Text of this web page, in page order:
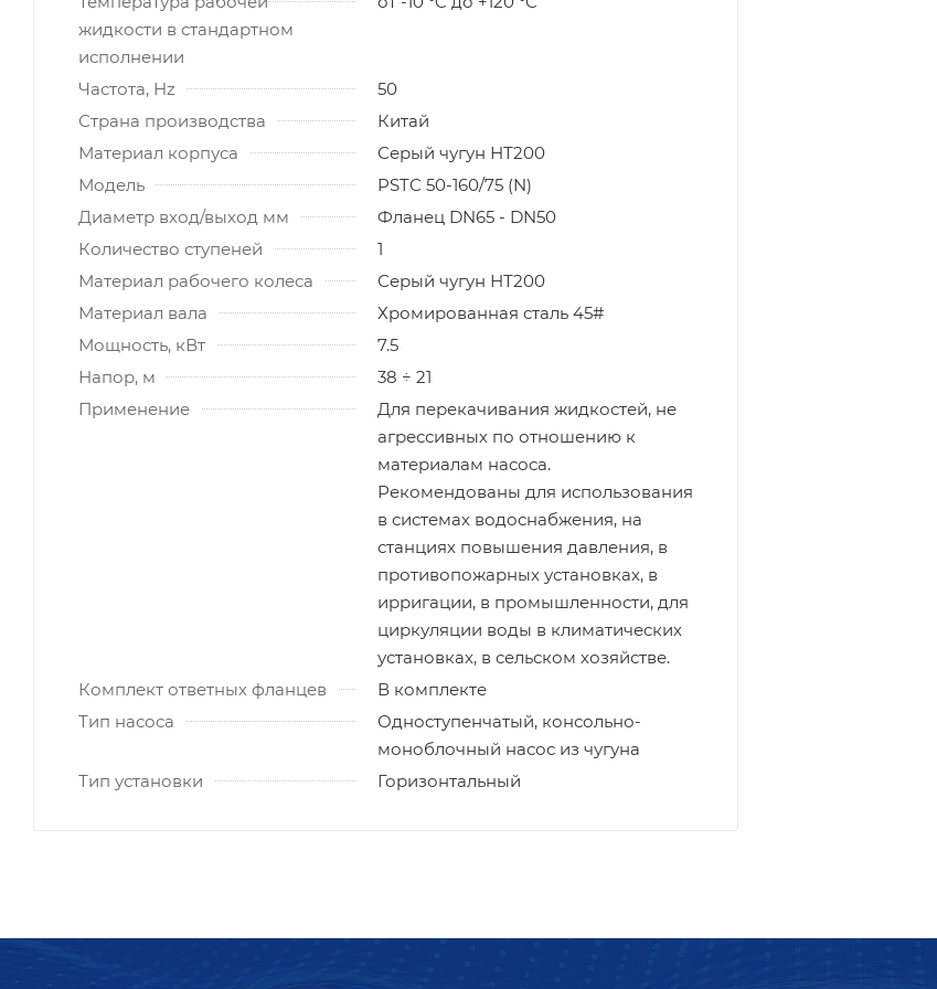
жидкости в стандартном
исполнении
Частота, Hz
50
Страна производства
Китай
Материал корпуса
Серый чугун НТ200
Модель
PSTC 50-160/75 (N)
Диаметр вход/выход мм
Фланец DN65 - DN50
Количество ступеней
1
Материал рабочего колеса
Серый чугун НТ200
Материал вала
Хромированная сталь 45#
Мощность, кВт
7.5
Напор, м
38 ÷ 21
Применение
Для перекачивания жидкостей, не
агрессивных по отношению к
материалам насоса.
Рекомендованы для использования
в системах водоснабжения, на
станциях повышения давления, в
противопожарных установках, в
ирригации, в промышленности, для
циркуляции воды в климатических
установках, в сельском хозяйстве.
Комплект ответных фланцев
В комплекте
Тип насоса
Одноступенчатый, консольно-
моноблочный насос из чугуна
Тип установки
Горизонтальный